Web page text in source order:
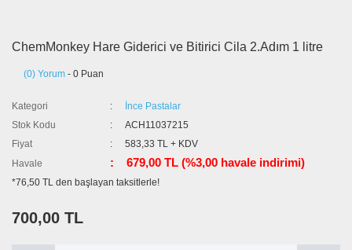
ChemMonkey Hare Giderici ve Bitirici Cila 2.Adım 1 litre
(0) Yorum - 0 Puan
Kategori
İnce Pastalar
Stok Kodu
ACH11037215
Fiyat
583,33 TL + KDV
Havale
679,00 TL (%3,00 havale indirimi)
*76,50 TL den başlayan taksitlerle!
700,00 TL